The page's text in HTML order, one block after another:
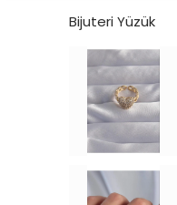
Bijuteri Yüzük